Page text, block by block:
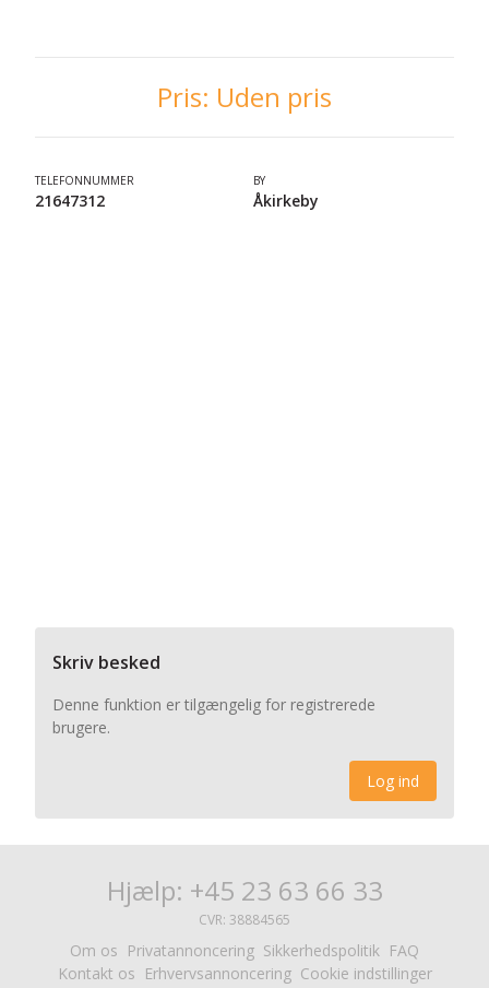
Pris: Uden pris
TELEFONNUMMER
21647312
BY
Åkirkeby
Skriv besked
Denne funktion er tilgængelig for registrerede
brugere.
Log ind
Hjælp: +45 23 63 66 33
CVR: 38884565
Om os Privatannoncering Sikkerhedspolitik FAQ
Kontakt os Erhvervsannoncering Cookie indstillinger